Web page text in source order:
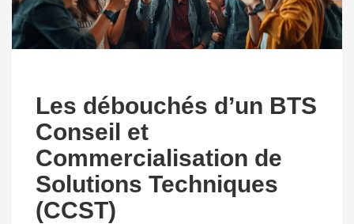
Les débouchés d’un BTS
Conseil et
Commercialisation de
Solutions Techniques
(CCST)